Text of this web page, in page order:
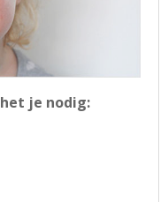
je nodig: